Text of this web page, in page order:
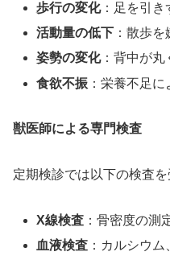
歩行の変化：足を引き
活動量の低下 ：散歩
姿勢の変化：背中が丸
食欲不振 ：栄養不足
獣医師による専門検査
定期検診では以下の検査
X線検査 ：骨密度の測
血液検査 ：カルシウ